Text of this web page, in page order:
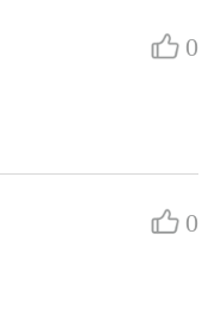
0
0